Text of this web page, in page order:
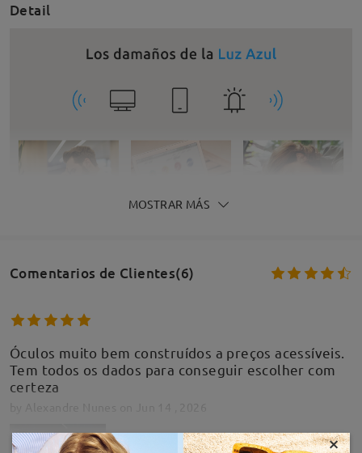
Detail
MOSTRAR MÁS
Comentarios de Clientes(6)
Óculos muito bem construídos a preços acessíveis.
Tem todos os dados para conseguir escolher com
certeza
×